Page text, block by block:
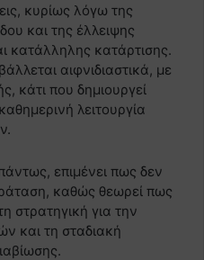
κυρίως λόγω της
και της έλλειψης
κατάλληλης κατάρτισης.
αιφνιδιαστικά, με
κάτι που δημιουργεί
λειτουργία
επιμένει πως δεν
καθώς θεωρεί πως
στρατηγική για την
και τη σταδιακή